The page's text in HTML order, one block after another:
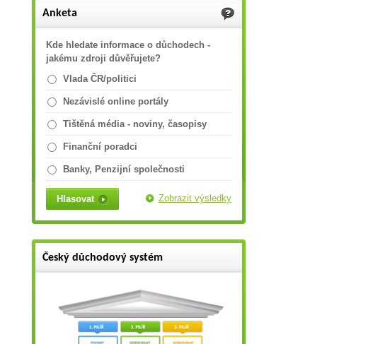
Anketa
Kde hledate informace o důchodech -
jakému zdroji důvěřujete?
Vlada ČR/politici
Nezávislé online portály
Tištěná média - noviny, časopisy
Finanční poradci
Banky, Penzijní společnosti
Zobrazit výsledky
Český důchodový systém